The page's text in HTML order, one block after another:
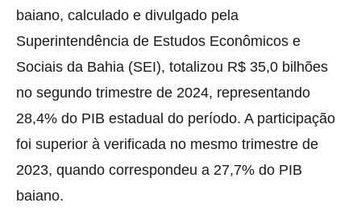
baiano, calculado e divulgado pela
Superintendência de Estudos Econômicos e
Sociais da Bahia (SEI), totalizou R$ 35,0 bilhões
no segundo trimestre de 2024, representando
28,4% do PIB estadual do período. A participação
foi superior à verificada no mesmo trimestre de
2023, quando correspondeu a 27,7% do PIB
baiano.